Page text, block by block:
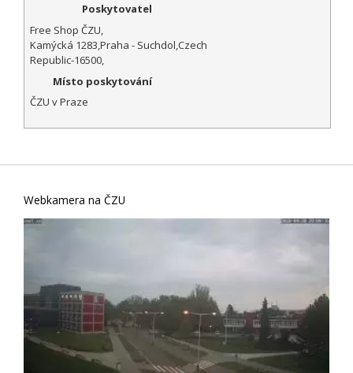
Poskytovatel
Free Shop ČZU,
Kamýcká 1283,Praha - Suchdol,Czech
Republic-16500,
Místo poskytování
ČZU v Praze
Webkamera na ČZU